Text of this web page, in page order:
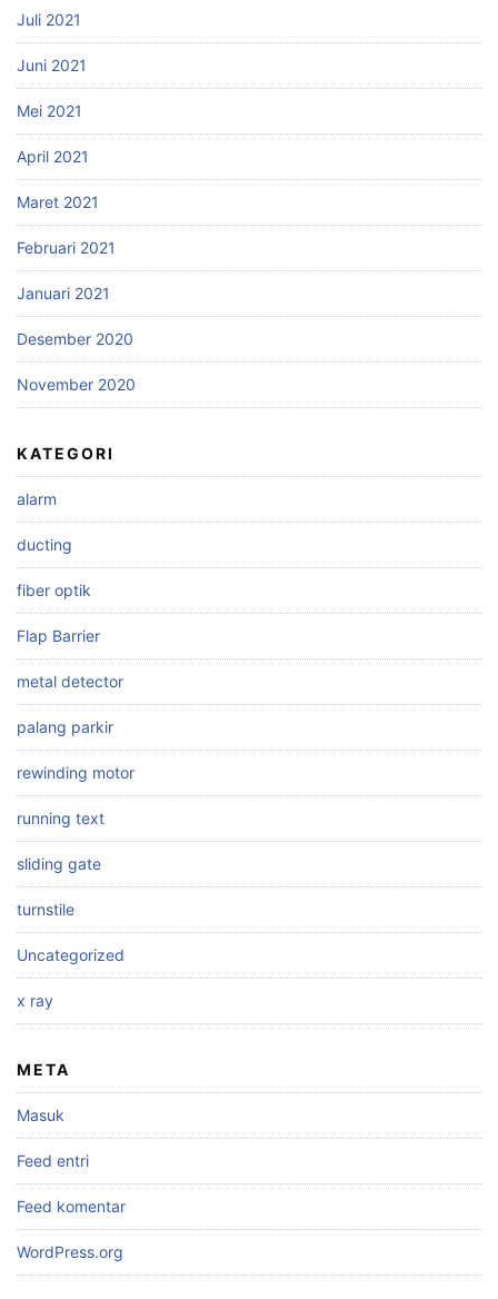
Juli 2021
Juni 2021
Mei 2021
April 2021
Maret 2021
Februari 2021
Januari 2021
Desember 2020
November 2020
KATEGORI
alarm
ducting
fiber optik
Flap Barrier
metal detector
palang parkir
rewinding motor
running text
sliding gate
turnstile
Uncategorized
x ray
META
Masuk
Feed entri
Feed komentar
WordPress.org